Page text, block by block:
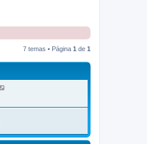
7 temas • Página 1 de 1